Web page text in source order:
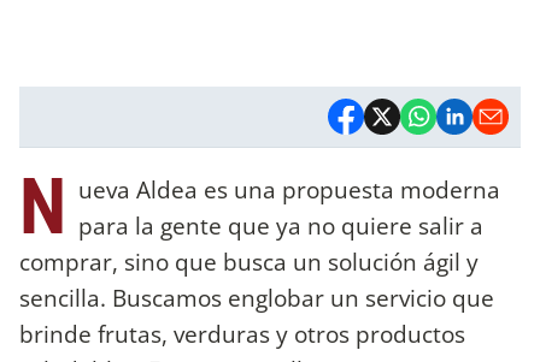
N ueva Aldea es una propuesta moderna
para la gente que ya no quiere salir a
comprar, sino que busca un solución ágil y
sencilla. Buscamos englobar un servicio que
brinde frutas, verduras y otros productos